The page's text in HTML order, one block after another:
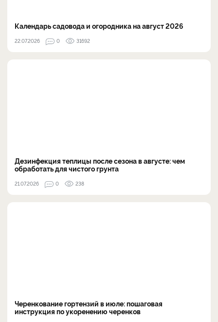
Календарь садовода и огородника на август 2026
22.07.2026 0 31692
Дезинфекция теплицы после сезона в августе: чем
обработать для чистого грунта
21.07.2026 0 238
Черенкование гортензий в июле: пошаговая
инструкция по укоренению черенков